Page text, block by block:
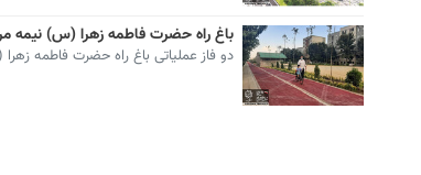
باغ راه حضرت فاطمه زهرا (س) نیمه
دو فاز عملیاتی باغ راه حضرت فاطمه زهرا (س) در منطقه ١٨ تا نیمه